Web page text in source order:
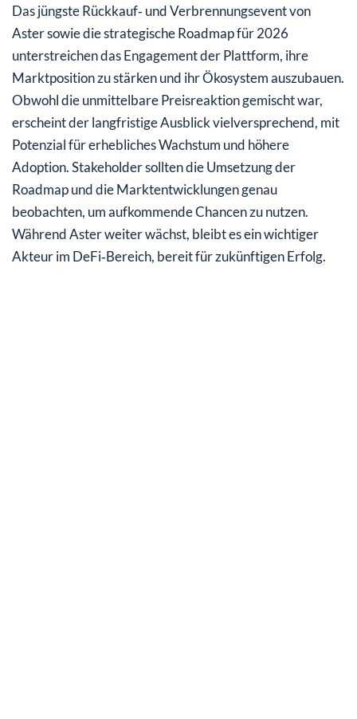
Das jüngste Rückkauf‑ und Verbrennungsevent von
Aster sowie die strategische Roadmap für 2026
unterstreichen das Engagement der Plattform, ihre
Marktposition zu stärken und ihr Ökosystem auszubauen.
Obwohl die unmittelbare Preisreaktion gemischt war,
erscheint der langfristige Ausblick vielversprechend, mit
Potenzial für erhebliches Wachstum und höhere
Adoption. Stakeholder sollten die Umsetzung der
Roadmap und die Marktentwicklungen genau
beobachten, um aufkommende Chancen zu nutzen.
Während Aster weiter wächst, bleibt es ein wichtiger
Akteur im DeFi‑Bereich, bereit für zukünftigen Erfolg.